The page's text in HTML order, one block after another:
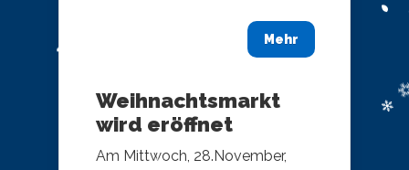
Mehr
Weihnachtsmarkt
wird eröffnet
Am Mittwoch, 28.November,